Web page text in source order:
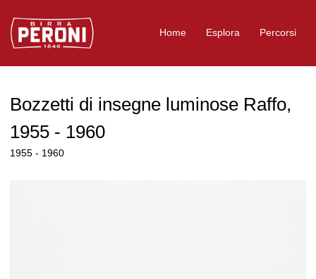
Logo Birra Peroni
Home Esplora Percorsi
Bozzetti di insegne luminose Raffo,
1955 - 1960
1955 - 1960